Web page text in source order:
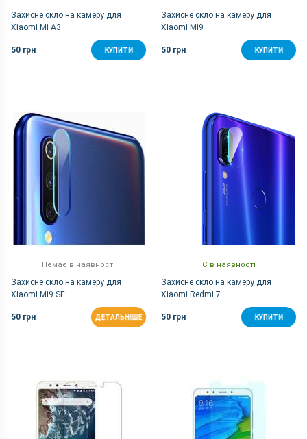
Захисне скло на камеру для
Xiaomi Mi A3
50 грн КУПИТИ
Захисне скло на камеру для
Xiaomi Mi9
50 грн КУПИТИ
Немає в наявності
Захисне скло на камеру для
Xiaomi Mi9 SE
50 грн ДЕТАЛЬНІШЕ
Є в наявності
Захисне скло на камеру для
Xiaomi Redmi 7
50 грн КУПИТИ